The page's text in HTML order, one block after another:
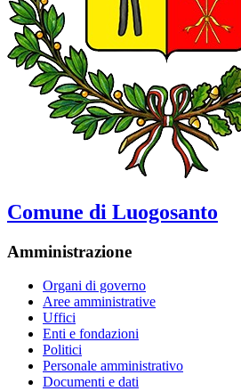
Comune di Luogosanto
Amministrazione
Organi di governo
Aree amministrative
Uffici
Enti e fondazioni
Politici
Personale amministrativo
Documenti e dati